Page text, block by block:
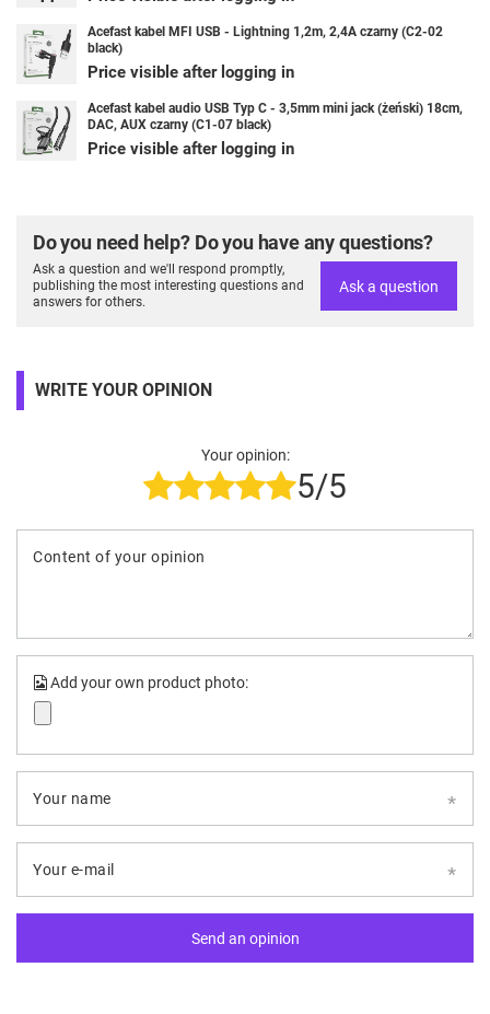
Acefast kabel MFI USB - Lightning 1,2m, 2,4A czarny (C2-02
black)
Price visible after logging in
Acefast kabel audio USB Typ C - 3,5mm mini jack (żeński) 18cm,
DAC, AUX czarny (C1-07 black)
Price visible after logging in
Do you need help? Do you have any questions?
Ask a question and we'll respond promptly,
publishing the most interesting questions and
answers for others.
Ask a question
WRITE YOUR OPINION
Your opinion:
5/5
Content of your opinion
Add your own product photo:
Your name
Your e-mail
Send an opinion